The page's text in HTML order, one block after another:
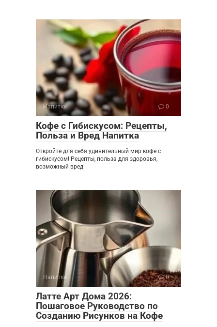
Напитки 0
Кофе с Гибискусом: Рецепты,
Польза и Вред Напитка
Откройте для себя удивительный мир кофе с
гибискусом! Рецепты, польза для здоровья,
возможный вред
Напитки 0
Латте Арт Дома 2026:
Пошаговое Руководство по
Созданию Рисунков на Кофе